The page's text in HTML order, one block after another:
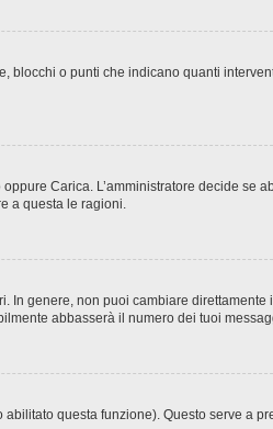
blocchi o punti che indicano quanti
Carica. L’amministratore decide se
a questa le ragioni.
In genere, non puoi cambiare direttamente
abbasserà il numero dei tuoi
questa funzione). Questo serve a